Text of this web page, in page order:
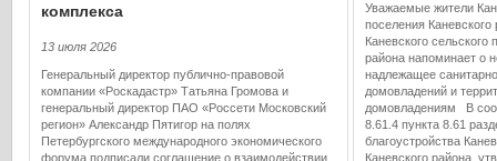
порядок
получения
документа
комплекса
13 июля 2026
Генеральный директор публично-правовой
компании «Роскадастр» Татьяна Громова и
генеральный директор ПАО «Россети Московский
регион» Александр Пятигор на полях
Петербургского международного экономического
форума подписали соглашение о взаимодействии.
Уважаемые жители
поселения
Каневского сельского
района напоминает о
надлежащее
домовладений и
домовладениям В
8.61.4 пункта 8.61
благоустройства
Каневского района,